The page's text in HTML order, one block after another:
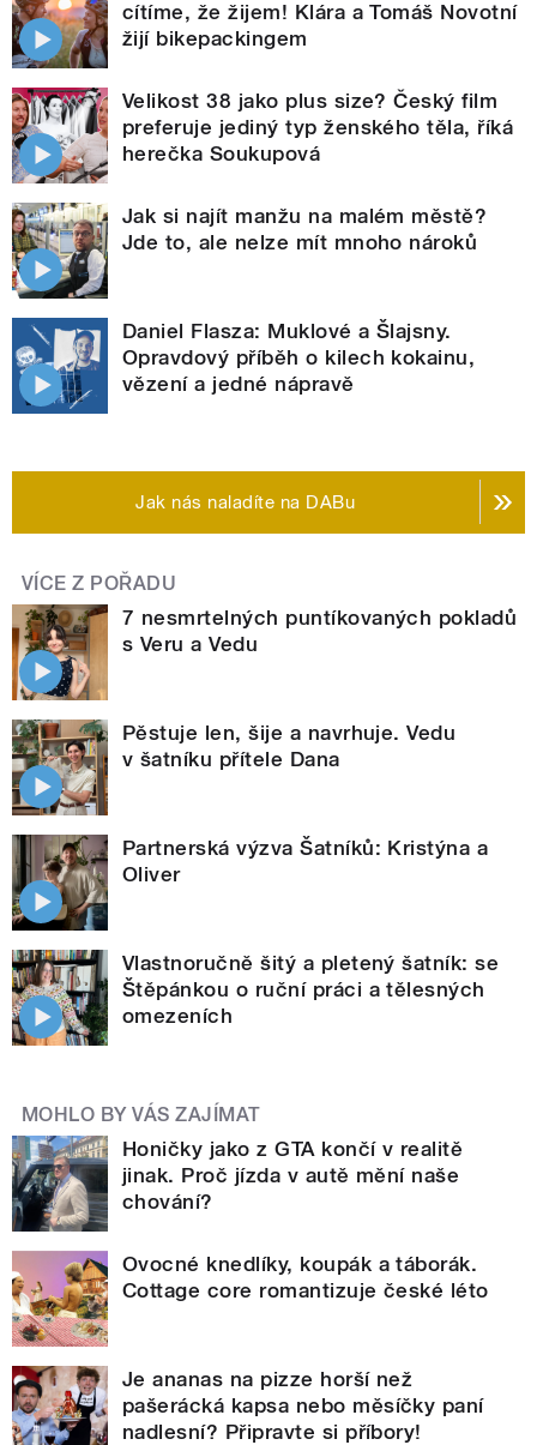
cítíme, že žijem! Klára a Tomáš Novotní
žijí bikepackingem
Velikost 38 jako plus size? Český film
preferuje jediný typ ženského těla, říká
herečka Soukupová
Jak si najít manžu na malém městě?
Jde to, ale nelze mít mnoho nároků
Daniel Flasza: Muklové a Šlajsny.
Opravdový příběh o kilech kokainu,
vězení a jedné nápravě
Jak nás naladíte na DABu
VÍCE Z POŘADU
7 nesmrtelných puntíkovaných pokladů
s Veru a Vedu
Pěstuje len, šije a navrhuje. Vedu
v šatníku přítele Dana
Partnerská výzva Šatníků: Kristýna a
Oliver
Vlastnoručně šitý a pletený šatník: se
Štěpánkou o ruční práci a tělesných
omezeních
MOHLO BY VÁS ZAJÍMAT
Honičky jako z GTA končí v realitě
jinak. Proč jízda v autě mění naše
chování?
Ovocné knedlíky, koupák a táborák.
Cottage core romantizuje české léto
Je ananas na pizze horší než
pašerácká kapsa nebo měsíčky paní
nadlesní? Připravte si příbory!